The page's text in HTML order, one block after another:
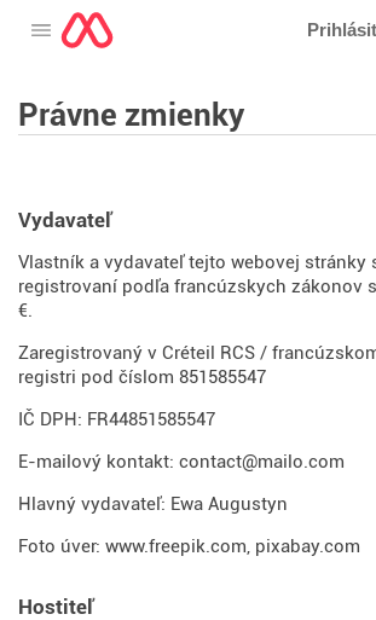
Otvorte menu
Právne zmienky
Vydavateľ
Vlastník a vydavateľ tejto webovej stránky
registrovaní podľa francúzskych zákonov
€.
Zaregistrovaný v Créteil RCS /
registri pod číslom 851585547
IČ DPH: FR44851585547
E-mailový kontakt: contact@mailo.com
Hlavný vydavateľ: Ewa Augustyn
Foto úver: www.freepik.com, pixabay.com
Hostiteľ